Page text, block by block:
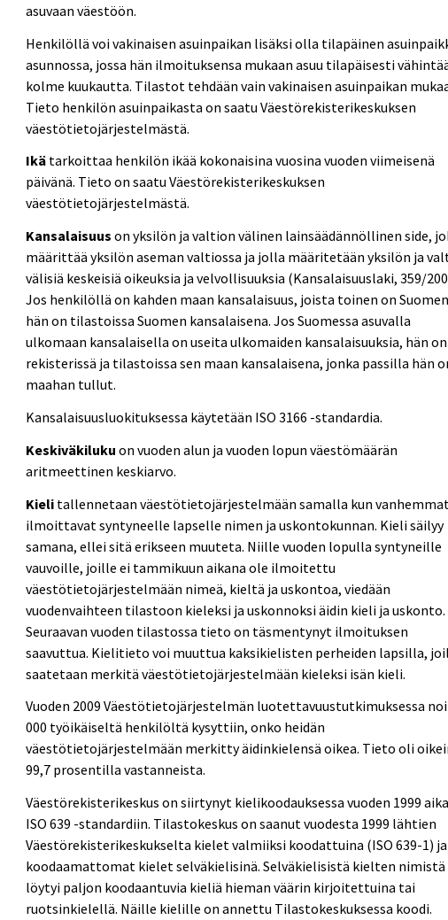
asuvaan väestöön.
Henkilöllä voi vakinaisen asuinpaikan lisäksi olla tilapäinen
asunnossa, jossa hän ilmoituksensa mukaan asuu tilapäisesti
kolme kuukautta. Tilastot tehdään vain vakinaisen asuinpaikan
Tieto henkilön asuinpaikasta on saatu Väestörekisterikeskuksen
väestötietojärjestelmästä.
Ikä tarkoittaa henkilön ikää kokonaisina vuosina vuoden viimeisenä
päivänä. Tieto on saatu Väestörekisterikeskuksen
väestötietojärjestelmästä.
Kansalaisuus on yksilön ja valtion välinen lainsäädännöllinen side,
määrittää yksilön aseman valtiossa ja jolla määritetään yksilön ja
välisiä keskeisiä oikeuksia ja velvollisuuksia (Kansalaisuuslaki, 359/
Jos henkilöllä on kahden maan kansalaisuus, joista toinen on
hän on tilastoissa Suomen kansalaisena. Jos Suomessa asuvalla
ulkomaan kansalaisella on useita ulkomaiden kansalaisuuksia, hän on
rekisterissä ja tilastoissa sen maan kansalaisena, jonka passilla hän
maahan tullut.
Kansalaisuusluokituksessa käytetään ISO 3166 -standardia.
Keskiväkiluku on vuoden alun ja vuoden lopun väestömäärän
aritmeettinen keskiarvo.
Kieli tallennetaan väestötietojärjestelmään samalla kun vanhemmat
ilmoittavat syntyneelle lapselle nimen ja uskontokunnan. Kieli säilyy
samana, ellei sitä erikseen muuteta. Niille vuoden lopulla syntyneille
vauvoille, joille ei tammikuun aikana ole ilmoitettu
väestötietojärjestelmään nimeä, kieltä ja uskontoa, viedään
vuodenvaihteen tilastoon kieleksi ja uskonnoksi äidin kieli ja uskonto.
Seuraavan vuoden tilastossa tieto on täsmentynyt ilmoituksen
saavuttua. Kielitieto voi muuttua kaksikielisten perheiden lapsilla,
saatetaan merkitä väestötietojärjestelmään kieleksi isän kieli.
Vuoden 2009 Väestötietojärjestelmän luotettavuustutkimuksessa
000 työikäiseltä henkilöltä kysyttiin, onko heidän
väestötietojärjestelmään merkitty äidinkielensä oikea. Tieto oli
99,7 prosentilla vastanneista.
Väestörekisterikeskus on siirtynyt kielikoodauksessa vuoden 1999
ISO 639 -standardiin. Tilastokeskus on saanut vuodesta 1999 lähtien
Väestörekisterikeskukselta kielet valmiiksi koodattuina (ISO 639-1) ja
koodaamattomat kielet selväkielisinä. Selväkielisistä kielten nimistä
löytyi paljon koodaantuvia kieliä hieman väärin kirjoitettuina tai
ruotsinkielellä. Näille kielille on annettu Tilastokeskuksessa koodi.